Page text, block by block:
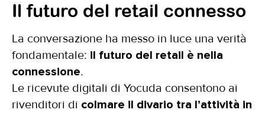
Il futuro del retail connesso
La conversazione ha messo in luce una verità
fondamentale: il futuro del retail è nella
connessione.
Le ricevute digitali di Yocuda consentono ai
rivenditori di colmare il divario tra l’attività in